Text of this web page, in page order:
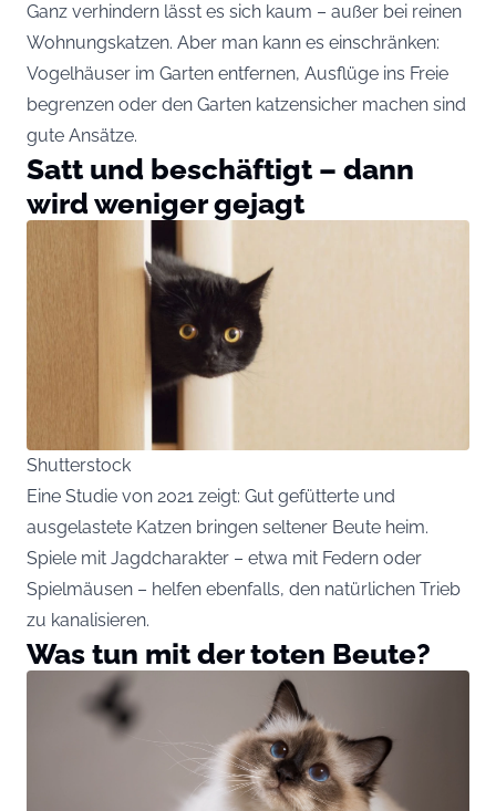
Ganz verhindern lässt es sich kaum – außer bei reinen
Wohnungskatzen. Aber man kann es einschränken:
Vogelhäuser im Garten entfernen, Ausflüge ins Freie
begrenzen oder den Garten katzensicher machen sind
gute Ansätze.
Satt und beschäftigt – dann
wird weniger gejagt
Shutterstock
Eine Studie von 2021 zeigt: Gut gefütterte und
ausgelastete Katzen bringen seltener Beute heim.
Spiele mit Jagdcharakter – etwa mit Federn oder
Spielmäusen – helfen ebenfalls, den natürlichen Trieb
zu kanalisieren.
Was tun mit der toten Beute?